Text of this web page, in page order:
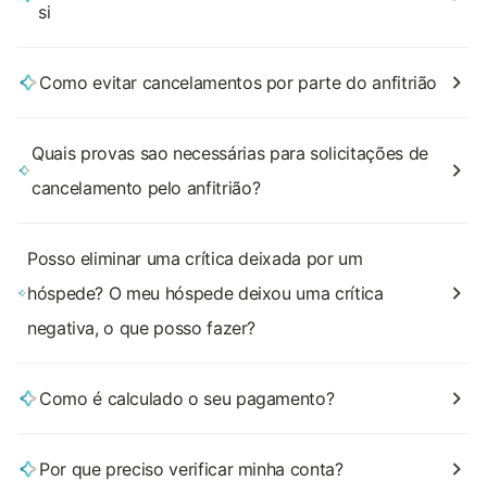
si
Como evitar cancelamentos por parte do anfitrião
Quais provas sao necessárias para solicitações de
cancelamento pelo anfitrião?
Posso eliminar uma crítica deixada por um
hóspede? O meu hóspede deixou uma crítica
negativa, o que posso fazer?
Como é calculado o seu pagamento?
Por que preciso verificar minha conta?